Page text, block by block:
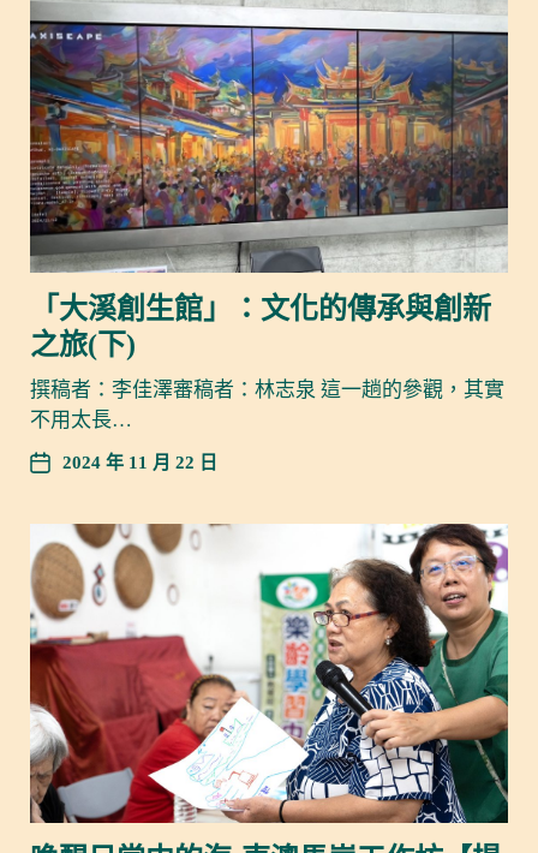
「大溪創生館」：文化的傳承與創新
之旅(下)
撰稿者：李佳澤審稿者：林志泉 這一趟的參觀，其實
不用太長…
2024 年 11 月 22 日